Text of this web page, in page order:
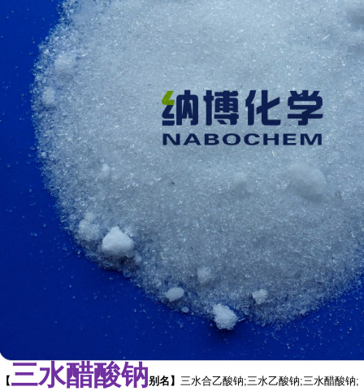
【三水醋酸钠别名 】 三水合乙酸钠;三水乙酸钠;三水醋酸钠;